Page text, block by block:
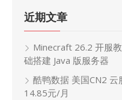
近期文章
Minecraft 26.2 开服
础搭建 Java 版服务器
酷鸭数据 美国CN2
14.85元/月